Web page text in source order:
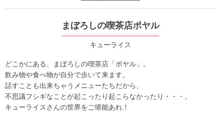
まぼろしの喫茶店ポヤル
キューライス
どこかにある、まぼろしの喫茶店「ポヤル」。
飲み物や食べ物が自分で歩いて来ます。
話すことも出来ちゃうメニューたちだから、
不思議フシギなことが起こったり起こらなかったり・・・。
キューライスさんの世界をご堪能あれ！